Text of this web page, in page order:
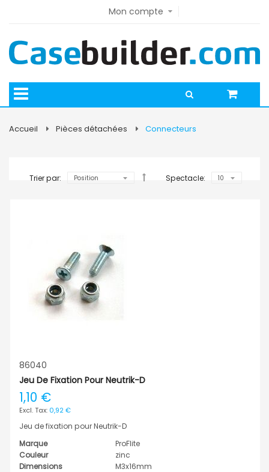
Mon compte
Accueil Pièces détachées Connecteurs
Trier par: Spectacle:
86040
Jeu De Fixation Pour Neutrik-D
1,10 €
0,92 €
Jeu de fixation pour Neutrik-D
Marque
ProFlite
Couleur
zinc
Dimensions
M3x16mm